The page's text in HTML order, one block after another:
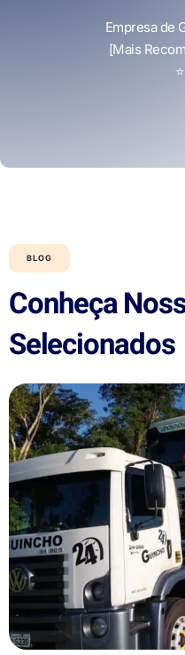
Empresa de
[Mais
⭐
BLOG
Conheça
Selecionados